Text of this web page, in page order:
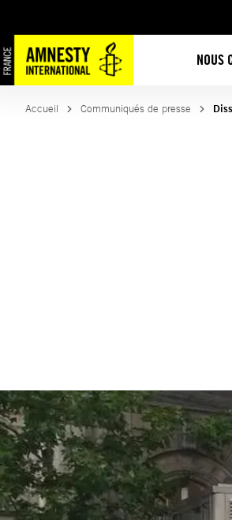
NOUS
au
contenu
Accueil Communiqués de presse